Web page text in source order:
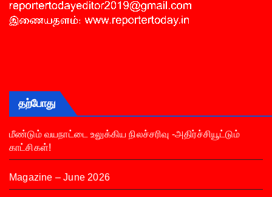
தற்போது
மீண்டும் வயநாட்டை உலுக்கிய நிலச்சரிவு -அதிர்ச்சியூட்டும்
காட்சிகள்!
Magazine – June 2026